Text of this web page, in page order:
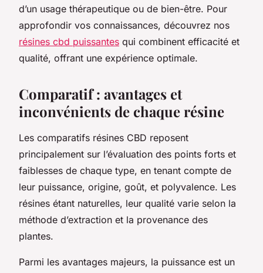
d’un usage thérapeutique ou de bien-être. Pour
approfondir vos connaissances, découvrez nos
résines cbd puissantes qui combinent efficacité et
qualité, offrant une expérience optimale.
Comparatif : avantages et
inconvénients de chaque résine
Les comparatifs résines CBD reposent
principalement sur l’évaluation des points forts et
faiblesses de chaque type, en tenant compte de
leur puissance, origine, goût, et polyvalence. Les
résines étant naturelles, leur qualité varie selon la
méthode d’extraction et la provenance des
plantes.
Parmi les avantages majeurs, la puissance est un